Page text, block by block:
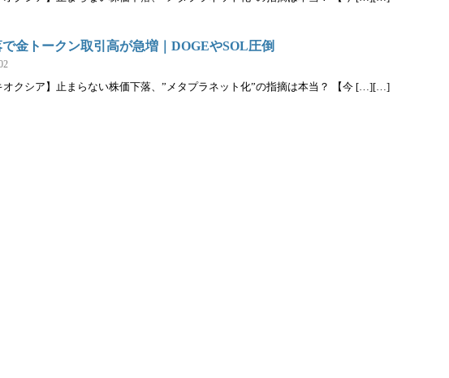
金トークン取引高が急増｜DOGEやSOL圧倒
オクシア】止まらない株価下落、”メタプラネット化”の指摘は本当？ 【今 […][…]